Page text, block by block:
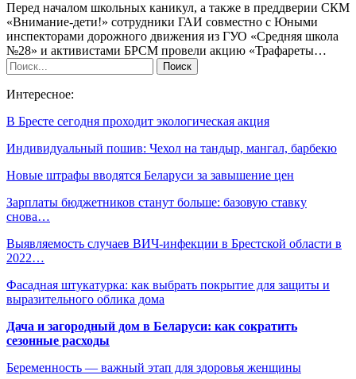
Перед началом школьных каникул, а также в преддверии СКМ
«Внимание-дети!» сотрудники ГАИ совместно с Юными
инспекторами дорожного движения из ГУО «Средняя школа
№28» и активистами БРСМ провели акцию «Трафареты…
Интересное:
В Бресте сегодня проходит экологическая акция
Индивидуальный пошив: Чехол на тандыр, мангал, барбекю
Новые штрафы вводятся Беларуси за завышение цен
Зарплаты бюджетников станут больше: базовую ставку
снова…
Выявляемость случаев ВИЧ-инфекции в Брестской области в
2022…
Фасадная штукатурка: как выбрать покрытие для защиты и
выразительного облика дома
Дача и загородный дом в Беларуси: как сократить
сезонные расходы
Беременность — важный этап для здоровья женщины